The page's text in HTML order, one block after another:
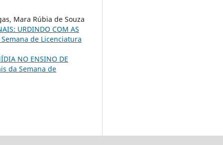
Mara Rúbia de Souza
URDINDO COM AS
de Licenciatura
NO ENSINO DE
da Semana de